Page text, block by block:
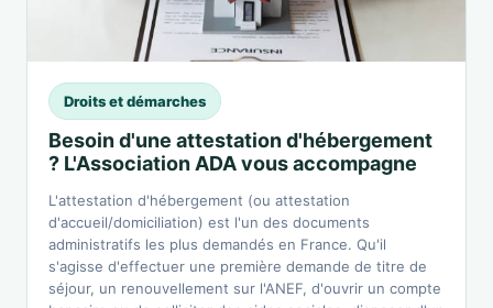
Droits et démarches
Besoin d'une attestation d'hébergement
? L'Association ADA vous accompagne
L'attestation d'hébergement (ou attestation
d'accueil/domiciliation) est l'un des documents
administratifs les plus demandés en France. Qu'il
s'agisse d'effectuer une première demande de titre de
séjour, un renouvellement sur l'ANEF, d'ouvrir un compte